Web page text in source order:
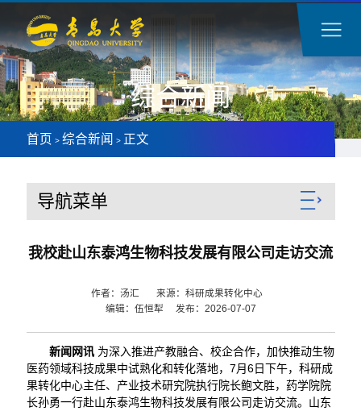
综合新闻
首页 > 综合新闻 > 正文
导航菜单
我校赴山东泰鸿生物科技发展有限公司走访交流
作者：汤汇 来源：科研成果转化中心
编辑：伍恒犁 发布：2026-07-07
新闻网讯 为深入推进产教融合、校企合作，加快推动生物
医药领域科技成果中试熟化和转化落地，7月6日下午，科研成
果转化中心主任、产业技术研究院执行院长鲍文胜，药学院院
长孙勇一行赴山东泰鸿生物科技发展有限公司走访交流。山东